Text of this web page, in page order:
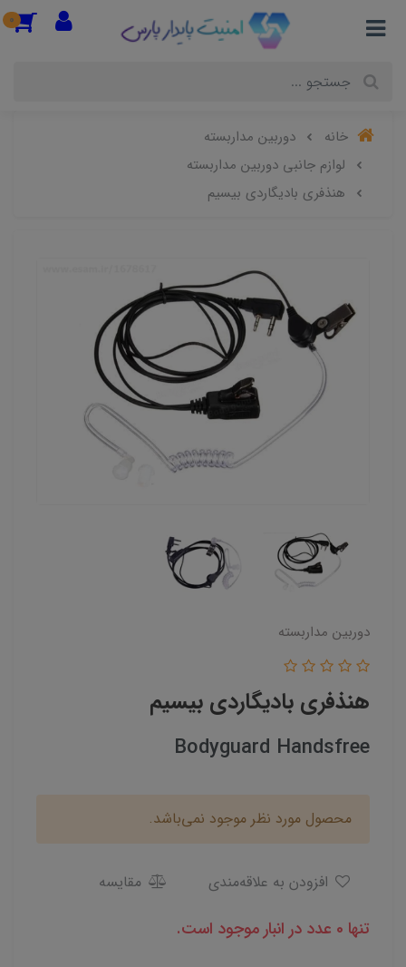
0
خانه
دوربین مداربسته
لوازم جانبی دوربین مداربسته
هنذفری بادیگاردی بیسیم
دوربین مداربسته
هنذفری بادیگاردی بیسیم
Bodyguard Handsfree
محصول مورد نظر موجود نمی‌باشد.
مقایسه
تنها 0 عدد در انبار موجود است.